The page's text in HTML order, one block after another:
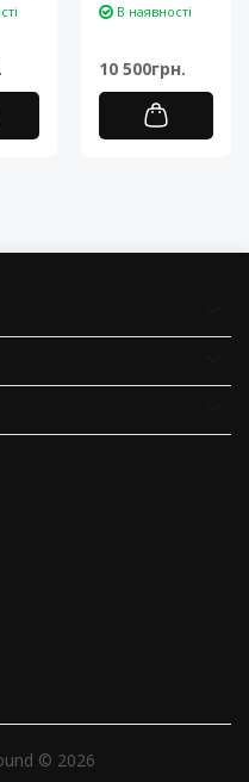
Android 13 ​-
ядерний
Unisoc UIS8..
В наявності
10 500грн.
© 2026